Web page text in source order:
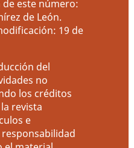
este número:
de León.
19 de
del
no
los créditos
revista
e